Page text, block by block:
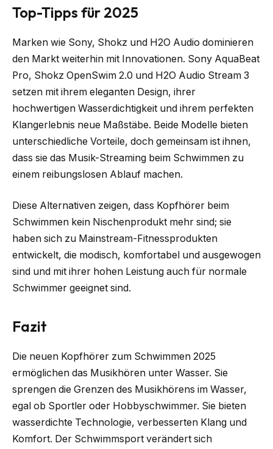
Top-Tipps für 2025
Marken wie Sony, Shokz und H2O Audio dominieren
den Markt weiterhin mit Innovationen. Sony AquaBeat
Pro, Shokz OpenSwim 2.0 und H2O Audio Stream 3
setzen mit ihrem eleganten Design, ihrer
hochwertigen Wasserdichtigkeit und ihrem perfekten
Klangerlebnis neue Maßstäbe. Beide Modelle bieten
unterschiedliche Vorteile, doch gemeinsam ist ihnen,
dass sie das Musik-Streaming beim Schwimmen zu
einem reibungslosen Ablauf machen.
Diese Alternativen zeigen, dass Kopfhörer beim
Schwimmen kein Nischenprodukt mehr sind; sie
haben sich zu Mainstream-Fitnessprodukten
entwickelt, die modisch, komfortabel und ausgewogen
sind und mit ihrer hohen Leistung auch für normale
Schwimmer geeignet sind.
Fazit
Die neuen Kopfhörer zum Schwimmen 2025
ermöglichen das Musikhören unter Wasser. Sie
sprengen die Grenzen des Musikhörens im Wasser,
egal ob Sportler oder Hobbyschwimmer. Sie bieten
wasserdichte Technologie, verbesserten Klang und
Komfort. Der Schwimmsport verändert sich